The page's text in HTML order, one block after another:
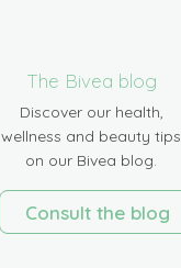
The Bivea blog
Discover our health,
wellness and beauty tips
on our Bivea blog.
Consult the blog